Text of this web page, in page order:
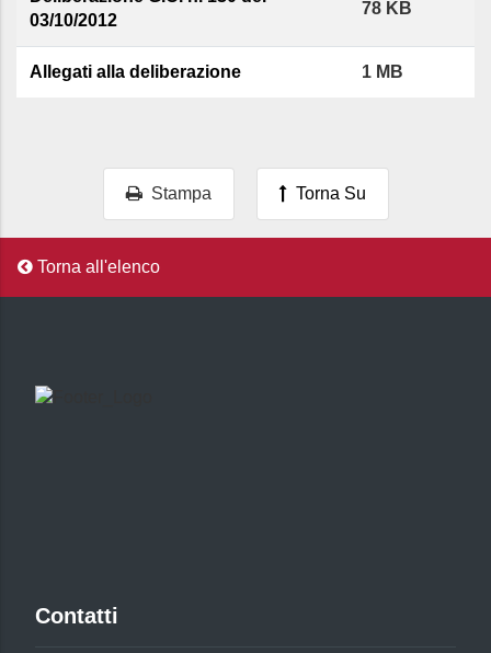
03/10/2012
78 KB
Allegati alla deliberazione 1 MB
Stampa Torna Su
Torna all'elenco
Contatti